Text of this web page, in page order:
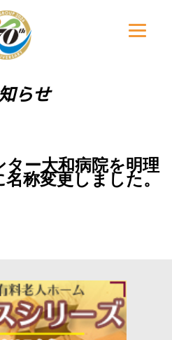
らせ
ター大和病院を明理
名称変更しました。